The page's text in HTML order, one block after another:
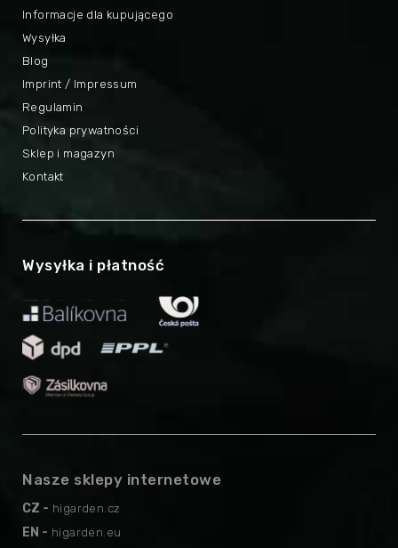
Imprint / Impressum
Regulamin
Informacje dla kupującego
Polityka prywatności
Wysyłka
Sklep i magazyn
Blog
Kontakt
Wysyłka i płatność
Nasze sklepy internetowe
CZ - higarden.cz
EN - higarden.eu